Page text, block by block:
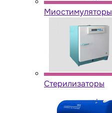
Миостимуляторы
Стерилизаторы